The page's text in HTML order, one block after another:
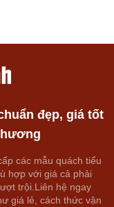
đẹp, giá tốt
các mẫu quách tiểu
hợp với giá cả phải
trội.Liên hệ ngay
giá lẻ, cách thức vận